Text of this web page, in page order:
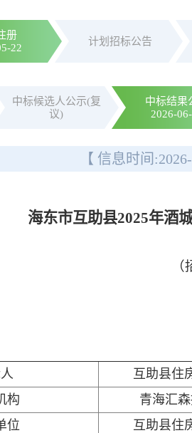
册
22
计划招标公告
中标候选人公示(复
议)
中标结果
2026-
【 信息时间:
海东市互助县2025年酒
互助县住
构
青海汇
位
互助县住